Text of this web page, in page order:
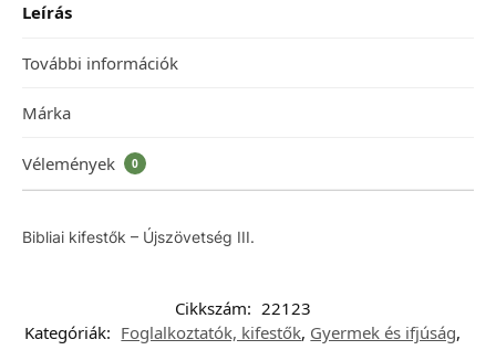
Leírás
További információk
Márka
Vélemények 0
Bibliai kifestők – Újszövetség III.
Cikkszám: 22123
Kategóriák: Foglalkoztatók, kifestők, Gyermek és ifjúság,